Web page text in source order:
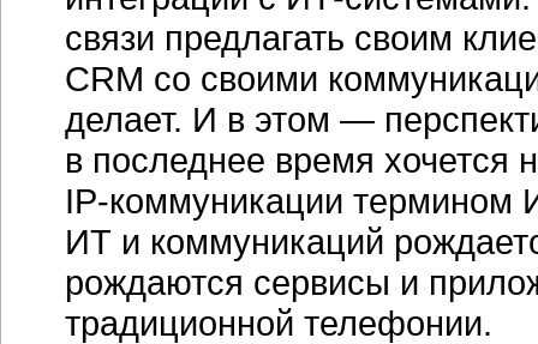
связи предлагать своим
CRM со своими
делает. И в этом —
в последнее время хочется
IP-коммуникации термином
ИТ и коммуникаций
рождаются сервисы и
традиционной телефонии.